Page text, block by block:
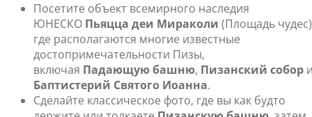
Посетите объект всемирного наследия
ЮНЕСКО Пьяцца деи Мираколи (Площадь
где располагаются многие известные
достопримечательности Пизы,
включая Падающую башню, Пизанский собор
Баптистерий Святого Иоанна.
Сделайте классическое фото, где вы как будто